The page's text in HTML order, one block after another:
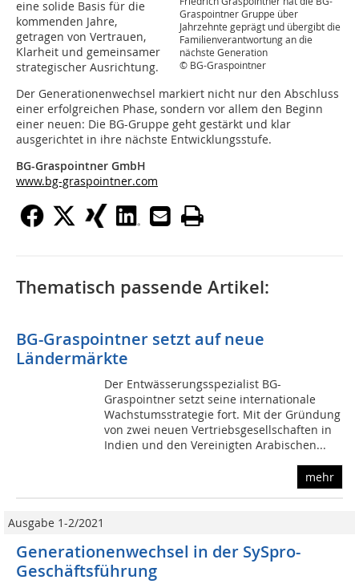
Graspointner Gruppe über
Jahrzehnte geprägt und übergibt die
Familienverantwortung an die
nächste Generation
© BG-Graspointner
eine solide Basis für die
kommenden Jahre,
getragen von Vertrauen,
Klarheit und gemeinsamer
strategischer Ausrichtung.
Der Generationenwechsel markiert nicht nur den Abschluss
einer erfolgreichen Phase, sondern vor allem den Beginn
einer neuen: Die BG-Gruppe geht gestärkt und klar
ausgerichtet in ihre nächste Entwicklungsstufe.
BG-Graspointner GmbH
www.bg-graspointner.com
Thematisch passende Artikel:
BG-Graspointner setzt auf neue
Ländermärkte
Der Entwässerungsspezialist BG-
Graspointner setzt seine internationale
Wachstumsstrategie fort. Mit der Gründung
von zwei neuen Vertriebsgesellschaften in
Indien und den Vereinigten Arabischen...
mehr
Ausgabe 1-2/2021
Generationenwechsel in der SySpro-
Geschäftsführung